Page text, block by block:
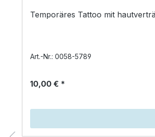
Art.-Nr.: 0058-5789
10,00 € *